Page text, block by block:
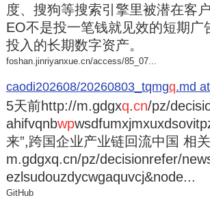
度、搜狗等搜索引擎里被潜在客
EO不是投一笔钱就见效的短期
投入的长期数字资产。
foshan.jinriyanxue.cn/access/85_07...
caodi202608/20260803_tqmgq.md
5天前http://m.gdgxq.cn/pz/
ahifvqnbwp
来”,跨国企业产业链回流中国 相
m.gdgxq.cn/pz/decisionrefer/
ezlsudouzdycwgaquvcj&node...
GitHub